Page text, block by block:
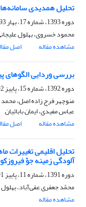
تحلیل همدیدی
دوره 1393، شماره 17، بهار 1393، صفحه
محمود خسروی، بهلول
مشاهده مقاله
اصل
بررسی وردایی الگوهای
دوره 1392، شماره 15، پاییز 1392، صفحه
منوچهر فرج زاده اصل،
عباس مفیدی، ایمان بابائیان
مشاهده مقاله
اصل
تحلیل اقلیمی
آلودگی زمینه جوّ
دوره 1391، شماره 11، پاییز 1391، صفحه
محمّد جعفری ‌عفی‌آباد، بهلول
مشاهده مقاله